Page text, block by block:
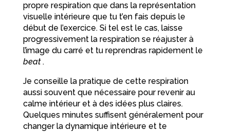
propre respiration que dans la représentation
visuelle intérieure que tu t’en fais depuis le
début de l’exercice. Si tel est le cas, laisse
progressivement la respiration se réajuster à
l’image du carré et tu reprendras rapidement le
beat.
Je conseille la pratique de cette respiration
aussi souvent que nécessaire pour revenir au
calme intérieur et à des idées plus claires.
Quelques minutes suffisent généralement pour
changer la dynamique intérieure et te